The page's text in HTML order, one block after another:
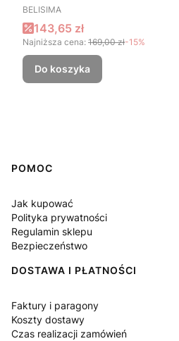
PRODUCENT
BELISIMA
Cena promocyjna
143,65 zł
Najniższa cena: 169,00 zł-15%
Do koszyka
Linki w stopce
POMOC
Jak kupować
Polityka prywatności
Regulamin sklepu
Bezpieczeństwo
DOSTAWA I PŁATNOŚCI
Faktury i paragony
Koszty dostawy
Czas realizacji zamówień